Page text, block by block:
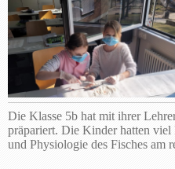
Die Klasse 5b hat mit ihrer
präpariert. Die Kinder hatten
und Physiologie des Fisches am